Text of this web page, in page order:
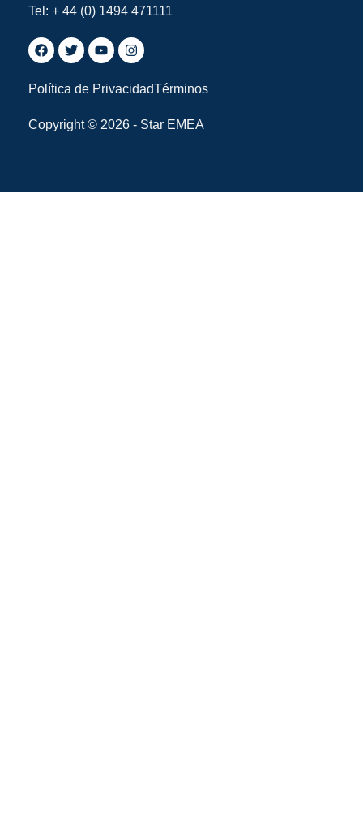
Tel: + 44 (0) 1494 471111
Política de PrivacidadTérminos
Copyright © 2026 - Star EMEA